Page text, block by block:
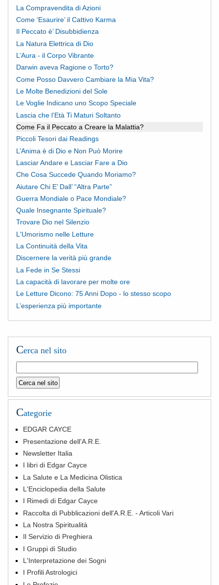
La Compravendita di Azioni
Come ‘Esaurire’ il Cattivo Karma
Il Peccato è’ Disubbidienza
La Natura Elettrica di Dio
L’Aura - il Corpo Vibrante
Darwin aveva Ragione o Torto?
Come Posso Davvero Cambiare la Mia Vita?
Le Molte Benedizioni del Sole
Le Voglie Indicano uno Scopo Speciale
Lascia che l’Età Ti Maturi Soltanto
Come Fa il Peccato a Creare la Malattia?
Piccoli Tesori dai Readings
L’Anima è di Dio e Non Può Morire
Lasciar Andare e Lasciar Fare a Dio
Che Cosa Succede Quando Moriamo?
Aiutare Chi E’ Dall’ “Altra Parte”
Guerra Mondiale o Pace Mondiale?
Quale Insegnante Spirituale?
Trovare Dio nel Silenzio
L'Umorismo nelle Letture
La Continuità della Vita
Discernere la verità più grande
La Fede in Se Stessi
La capacità di lavorare per molte ore
Le Letture Dicono: 75 Anni Dopo - lo stesso scopo
L’esperienza più importante
Cerca nel sito
Categorie
EDGAR CAYCE
Presentazione dell'A.R.E.
Newsletter Italia
I libri di Edgar Cayce
La Salute e La Medicina Olistica
L'Enciclopedia della Salute
I Rimedi di Edgar Cayce
Raccolta di Pubblicazioni dell'A.R.E. - Articoli Vari
La Nostra Spiritualità
Il Servizio di Preghiera
I Gruppi di Studio
L'Interpretazione dei Sogni
I Profili Astrologici